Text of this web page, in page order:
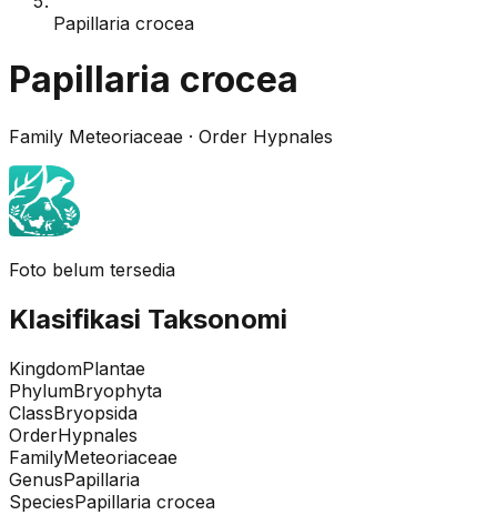
Papillaria crocea
Papillaria crocea
Family Meteoriaceae · Order Hypnales
Foto belum tersedia
Klasifikasi Taksonomi
KingdomPlantae
PhylumBryophyta
ClassBryopsida
OrderHypnales
FamilyMeteoriaceae
GenusPapillaria
SpeciesPapillaria crocea